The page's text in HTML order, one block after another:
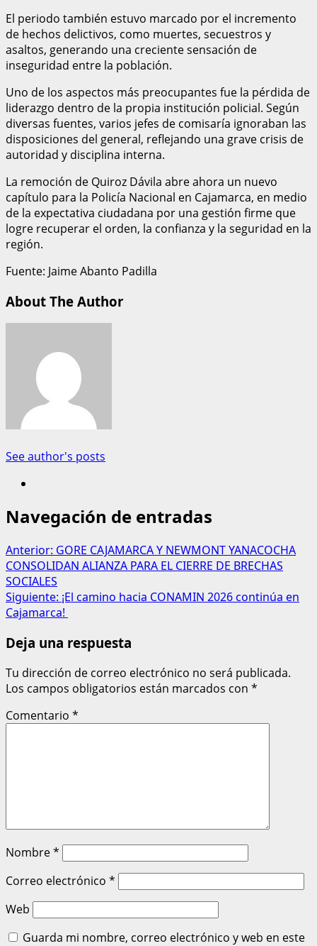
El periodo también estuvo marcado por el incremento
de hechos delictivos, como muertes, secuestros y
asaltos, generando una creciente sensación de
inseguridad entre la población.
Uno de los aspectos más preocupantes fue la pérdida de
liderazgo dentro de la propia institución policial. Según
diversas fuentes, varios jefes de comisaría ignoraban las
disposiciones del general, reflejando una grave crisis de
autoridad y disciplina interna.
La remoción de Quiroz Dávila abre ahora un nuevo
capítulo para la Policía Nacional en Cajamarca, en medio
de la expectativa ciudadana por una gestión firme que
logre recuperar el orden, la confianza y la seguridad en la
región.
Fuente: Jaime Abanto Padilla
About The Author
See author's posts
Navegación de entradas
Anterior: GORE CAJAMARCA Y NEWMONT YANACOCHA
CONSOLIDAN ALIANZA PARA EL CIERRE DE BRECHAS
SOCIALES
Siguiente: ¡El camino hacia CONAMIN 2026 continúa en
Cajamarca!
Deja una respuesta
Tu dirección de correo electrónico no será publicada.
Los campos obligatorios están marcados con *
Comentario *
Nombre*
Correo electrónico *
Web
Guarda mi nombre, correo electrónico y web en este